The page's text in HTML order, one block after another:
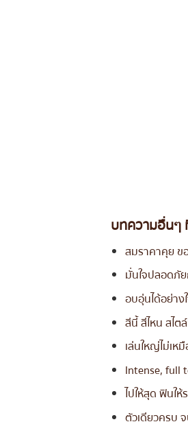
บทความอื่นๆ
สมราคาคุย ข
มั่นใจปลอดภั
อบอุ่นได้อย่าง
สีนี้ สีไหน สไต
เล่นใหญ่ไม่เห
Intense, full
ไปให้สุด ฟินใ
ตัวเดียวครบ